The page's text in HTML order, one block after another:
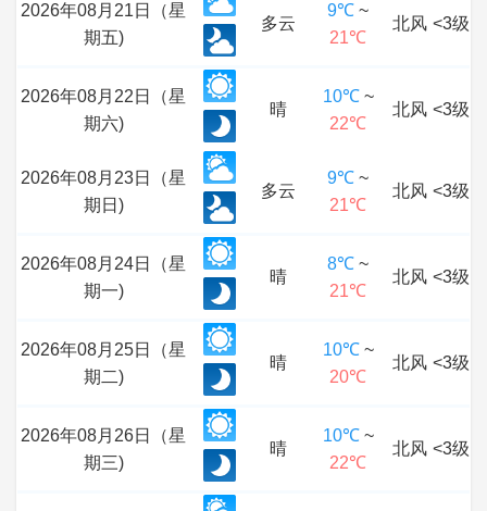
2026年08月21日（星
期五)
多云
9℃ ~
21℃
北风 <3级
2026年08月22日（星
期六)
晴
10℃~
22℃
北风 <3级
2026年08月23日（星
期日)
多云
9℃ ~
21℃
北风 <3级
2026年08月24日（星
期一)
晴
8℃ ~
21℃
北风 <3级
2026年08月25日（星
期二)
晴
10℃~
20℃
北风 <3级
2026年08月26日（星
期三)
晴
10℃~
22℃
北风 <3级